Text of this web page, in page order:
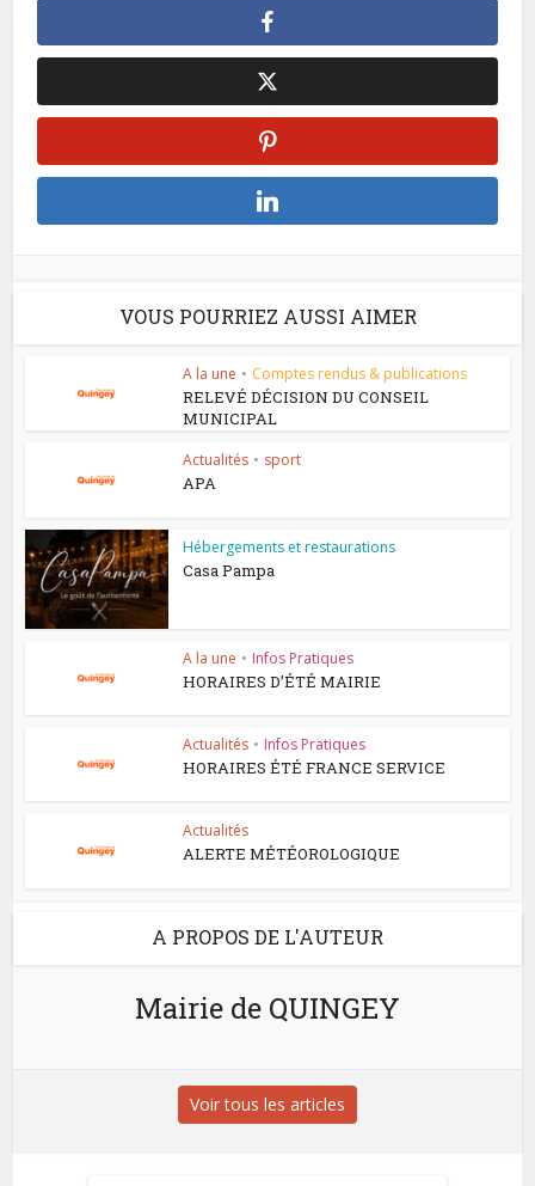
VOUS POURRIEZ AUSSI AIMER
A la une • Comptes rendus & publications
RELEVÉ DÉCISION DU CONSEIL
MUNICIPAL
Actualités • sport
APA
Hébergements et restaurations
Casa Pampa
A la une • Infos Pratiques
HORAIRES D’ÉTÉ MAIRIE
Actualités • Infos Pratiques
HORAIRES ÉTÉ FRANCE SERVICE
Actualités
ALERTE MÉTÉOROLOGIQUE
A PROPOS DE L'AUTEUR
Mairie de QUINGEY
Voir tous les articles